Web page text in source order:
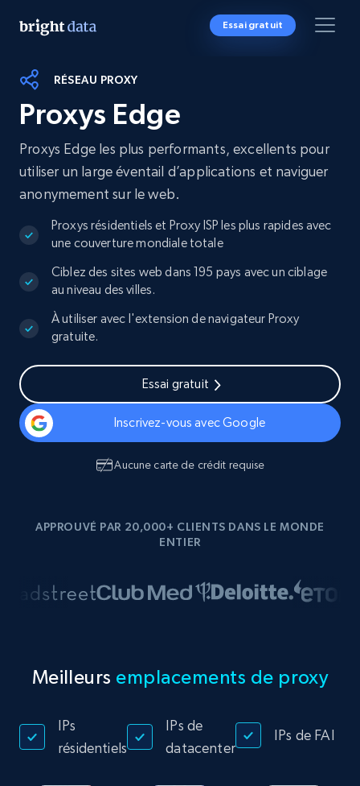
Essai gratuit
RÉSEAU PROXY
Proxys Edge
Proxys Edge les plus performants, excellents pour
utiliser un large éventail d’applications et naviguer
anonymement sur le web.
Proxys résidentiels et Proxy ISP les plus rapides avec
une couverture mondiale totale
Ciblez des sites web dans 195 pays avec un ciblage
au niveau des villes.
À utiliser avec l'extension de navigateur Proxy
gratuite.
Essai gratuit
Inscrivez-vous avec Google
Aucune carte de crédit requise
APPROUVÉ PAR 20,000+ CLIENTS DANS LE MONDE
ENTIER
Meilleurs emplacements de proxy
IPs
résidentiels
IPs de
datacenter
IPs de FAI